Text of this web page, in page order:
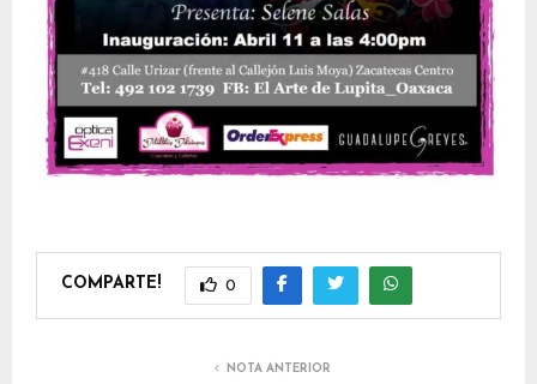
COMPARTE! 0
NOTA ANTERIOR